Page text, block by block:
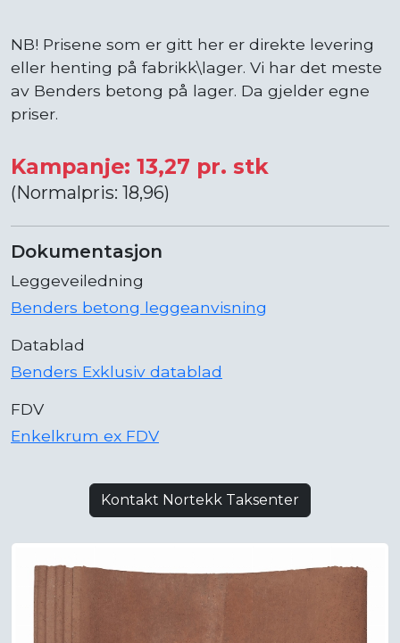
NB! Prisene som er gitt her er direkte levering
eller henting på fabrikk\lager. Vi har det meste
av Benders betong på lager. Da gjelder egne
priser.
Kampanje: 13,27 pr. stk
(Normalpris: 18,96)
Dokumentasjon
Leggeveiledning
Benders betong leggeanvisning
Datablad
Benders Exklusiv datablad
FDV
Enkelkrum ex FDV
Kontakt Nortekk Taksenter